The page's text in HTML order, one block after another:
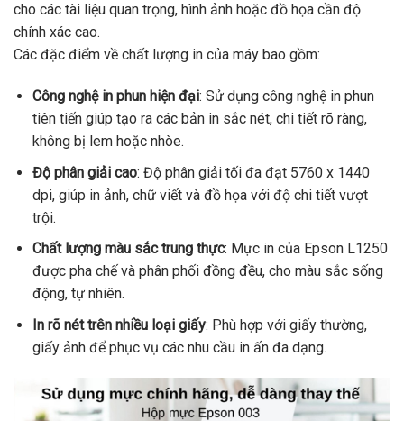
cho các tài liệu quan trọng, hình ảnh hoặc đồ họa cần độ
chính xác cao.
Các đặc điểm về chất lượng in của máy bao gồm:
Công nghệ in phun hiện đại: Sử dụng công nghệ in phun
tiên tiến giúp tạo ra các bản in sắc nét, chi tiết rõ ràng,
không bị lem hoặc nhòe.
Độ phân giải cao: Độ phân giải tối đa đạt 5760 x 1440
dpi, giúp in ảnh, chữ viết và đồ họa với độ chi tiết vượt
trội.
Chất lượng màu sắc trung thực: Mực in của Epson L1250
được pha chế và phân phối đồng đều, cho màu sắc sống
động, tự nhiên.
In rõ nét trên nhiều loại giấy: Phù hợp với giấy thường,
giấy ảnh để phục vụ các nhu cầu in ấn đa dạng.